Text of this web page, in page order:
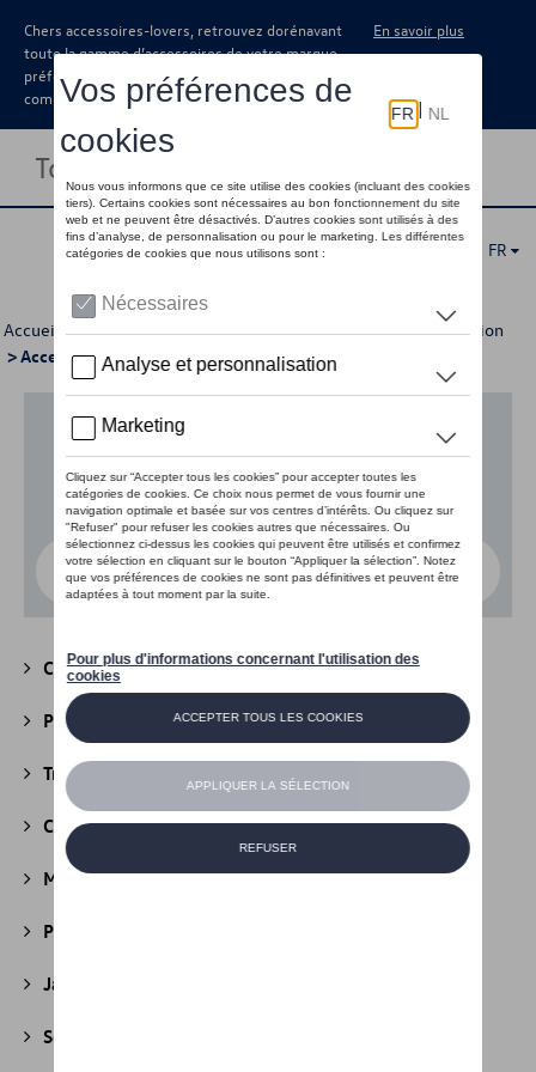
Chers accessoires-lovers, retrouvez dorénavant
toute la gamme d’accessoires de votre marque
préférée sous forme de catalogue à
commander auprès de votre concessionaire.
En savoir plus
Toggle navigation
FR
Accueil >Pour votre Volkswagen >Lifestyle >Casual Collection
> Accessoires
Choisissez un modèle
Camping(147)
Packs
Transport
Confort et protection(841)
Multimédia(26)
Produits d'entretien
Jantes et roues
Securité